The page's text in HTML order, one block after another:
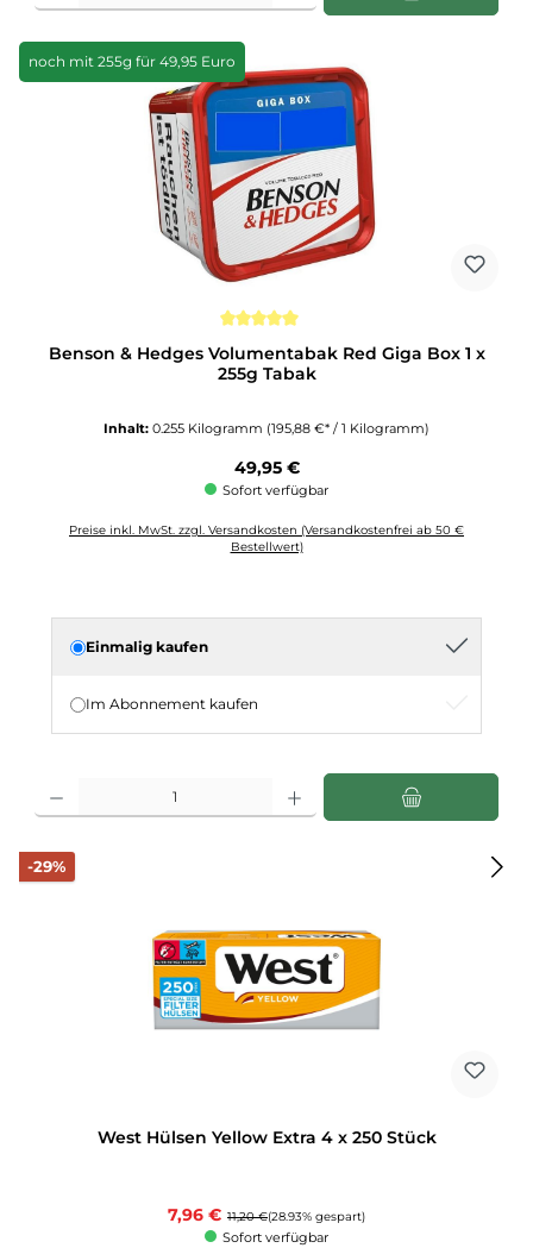
noch mit 255g für 49,95 Euro
Benson & Hedges Volumentabak Red Giga Box 1 x
255g Tabak
Inhalt: 0.255 Kilogramm (195,88 €* / 1 Kilogramm)
Regulärer Preis:
49,95 €
Sofort verfügbar
Preise inkl. MwSt. zzgl. Versandkosten (Versandkostenfrei ab 50 €
Bestellwert)
Einmalig kaufen
Im Abonnement kaufen
Produkt Anzahl: Gib den gewünschten Wert ein oder benutze die Schaltflächen
-29%Rabatt
West Hülsen Yellow Extra 4 x 250 Stück
Verkaufspreis:
7,96 € Regulärer Preis:
11,20 €(28.93% gespart)
Sofort verfügbar